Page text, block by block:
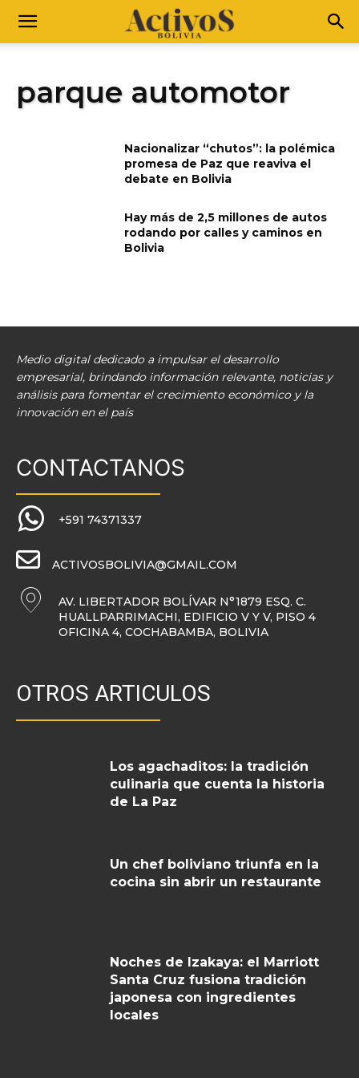
parque automotor
Nacionalizar “chutos”: la polémica
promesa de Paz que reaviva el
debate en Bolivia
Hay más de 2,5 millones de autos
rodando por calles y caminos en
Bolivia
Medio digital dedicado a impulsar el desarrollo
empresarial, brindando información relevante, noticias y
análisis para fomentar el crecimiento económico y la
innovación en el país
CONTACTANOS
+591 74371337
ACTIVOSBOLIVIA@GMAIL.COM
AV. LIBERTADOR BOLÍVAR N°1879 ESQ. C.
HUALLPARRIMACHI, EDIFICIO V Y V, PISO 4
OFICINA 4, COCHABAMBA, BOLIVIA
OTROS ARTICULOS
Los agachaditos: la tradición
culinaria que cuenta la historia
de La Paz
Un chef boliviano triunfa en la
cocina sin abrir un restaurante
Noches de Izakaya: el Marriott
Santa Cruz fusiona tradición
japonesa con ingredientes
locales